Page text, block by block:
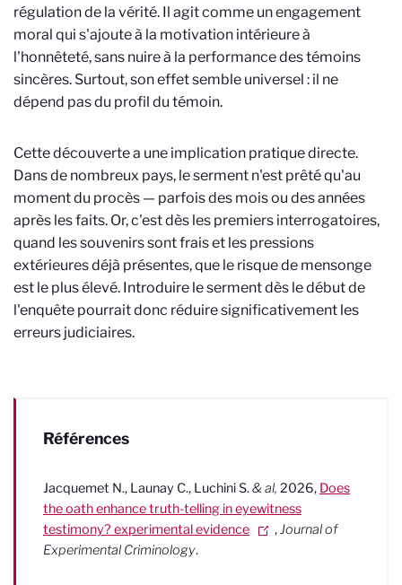
régulation de la vérité. Il agit comme un engagement
moral qui s'ajoute à la motivation intérieure à
l'honnêteté, sans nuire à la performance des témoins
sincères. Surtout, son effet semble universel : il ne
dépend pas du profil du témoin.
Cette découverte a une implication pratique directe.
Dans de nombreux pays, le serment n'est prêté qu'au
moment du procès — parfois des mois ou des années
après les faits. Or, c'est dès les premiers interrogatoires,
quand les souvenirs sont frais et les pressions
extérieures déjà présentes, que le risque de mensonge
est le plus élevé. Introduire le serment dès le début de
l'enquête pourrait donc réduire significativement les
erreurs judiciaires.
Références
Jacquemet N., Launay C., Luchini S.& al, 2026, Does
the oath enhance truth-telling in eyewitness
testimony? experimental evidence
,Journal of
Experimental Criminology.